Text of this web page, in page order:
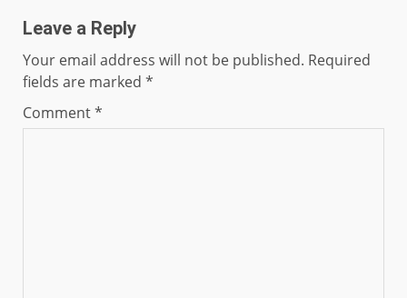
Leave a Reply
Your email address will not be published. Required
fields are marked *
Comment*